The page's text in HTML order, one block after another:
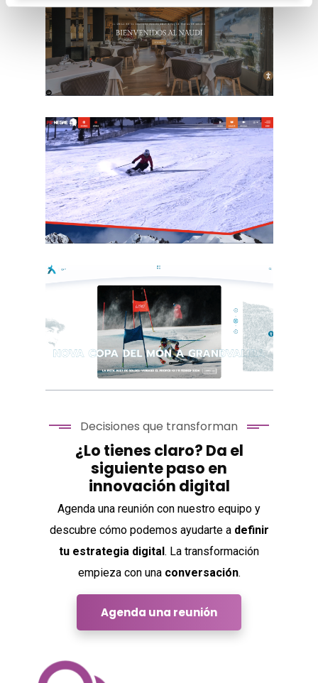
BidForBooking
Hotel Naudi
Pic Negre
Andorra 2029
Decisiones que transforman
¿Lo tienes claro? Da el
siguiente paso en
innovación digital
Agenda una reunión con nuestro equipo y
descubre cómo podemos ayudarte a definir
tu estrategia digital. La transformación
empieza con una conversación.
Agenda una reunión